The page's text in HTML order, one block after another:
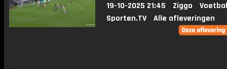
19-10-2025 21:45 Ziggo
Sporten.TV
Alle afleveringen